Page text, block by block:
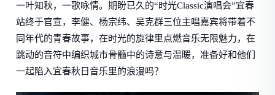
一叶知秋，一歌咏情。期盼已久的“时光Classic演唱会”宜春
站终于官宣，李健、杨宗纬、吴克群三位主唱嘉宾将带着不
同年代的青春故事，在时光的旋律里点燃音乐无限魅力，在
跳动的音符中编织城市骨髓中的诗意与温暖，准备好和他们
一起陷入宜春秋日音乐里的浪漫吗？